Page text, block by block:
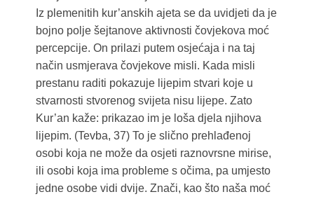
Iz plemenitih kur’anskih ajeta se da uvidjeti da je
bojno polje šejtanove aktivnosti čovjekova moć
percepcije. On prilazi putem osjećaja i na taj
način usmjerava čovjekove misli. Kada misli
prestanu raditi pokazuje lijepim stvari koje u
stvarnosti stvorenog svijeta nisu lijepe. Zato
Kur’an kaže: prikazao im je loša djela njihova
lijepim. (Tevba, 37) To je slično prehlađenoj
osobi koja ne može da osjeti raznovrsne mirise,
ili osobi koja ima probleme s očima, pa umjesto
jedne osobe vidi dvije. Znači, kao što naša moć